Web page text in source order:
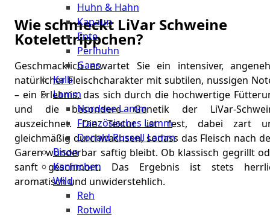
Huhn & Hahn
Kapaun
Ente
Perlhuhn
Gans
Kalb
Lamm
Nordsee Lamm
Französisches Lamm
Donald Russell Lamm
Bison
Kaninchen
Wild
Reh
Rotwild
Wie schmeckt LiVar Schweine
Kotelettrippchen?
Geschmacklich erwartet Sie ein intensiver,
natürlicher Fleischcharakter mit subtilen, nussigen
– ein Erlebnis, das sich durch die hochwertige
und die besondere Genetik der LiVar-
auszeichnet. Die Textur ist fest, dabei zart
gleichmäßig durchwachsen, sodass das Fleisch nach
Garen wunderbar saftig bleibt. Ob klassisch gegrillt
sanft geschmort: Das Ergebnis ist stets
aromatisch und unwiderstehlich.